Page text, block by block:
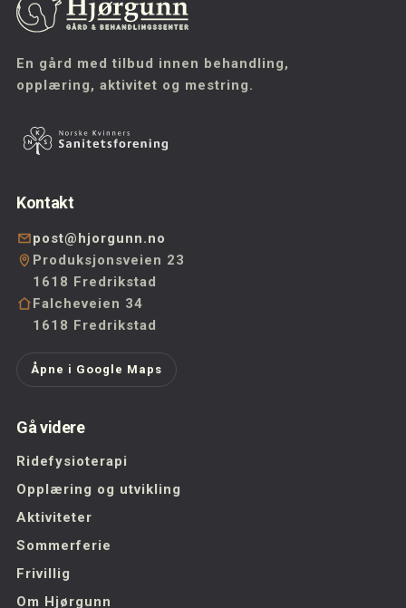
En gård med tilbud innen behandling,
opplæring, aktivitet og mestring.
Kontakt
post@hjorgunn.no
Produksjonsveien 23
1618 Fredrikstad
Falcheveien 34
1618 Fredrikstad
Åpne i Google Maps
Gå videre
Ridefysioterapi
Opplæring og utvikling
Aktiviteter
Sommerferie
Frivillig
Om Hjørgunn